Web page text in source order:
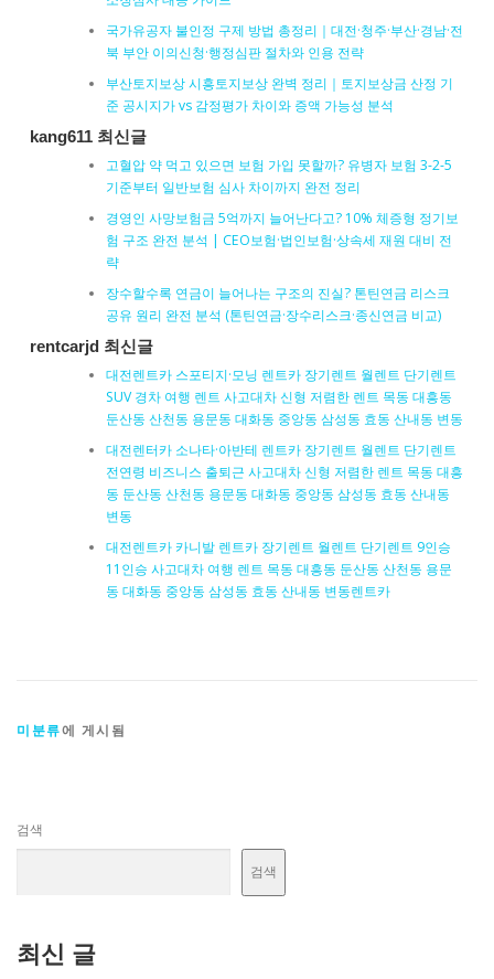
국가유공자 불인정 구제 방법 총정리｜대전·청주·부산·경남·전
북 부안 이의신청·행정심판 절차와 인용 전략
부산토지보상 시흥토지보상 완벽 정리｜토지보상금 산정 기
준 공시지가 vs 감정평가 차이와 증액 가능성 분석
kang611 최신글
고혈압 약 먹고 있으면 보험 가입 못할까? 유병자 보험 3-2-5
기준부터 일반보험 심사 차이까지 완전 정리
경영인 사망보험금 5억까지 늘어난다고? 10% 체증형 정기보
험 구조 완전 분석 | CEO보험·법인보험·상속세 재원 대비 전
략
장수할수록 연금이 늘어나는 구조의 진실? 톤틴연금 리스크
공유 원리 완전 분석 (톤틴연금·장수리스크·종신연금 비교)
rentcarjd 최신글
대전렌트카 스포티지·모닝 렌트카 장기렌트 월렌트 단기렌트
SUV 경차 여행 렌트 사고대차 신형 저렴한 렌트 목동 대흥동
둔산동 산천동 용문동 대화동 중앙동 삼성동 효동 산내동 변동
대전렌터카 소나타·아반테 렌트카 장기렌트 월렌트 단기렌트
전연령 비즈니스 출퇴근 사고대차 신형 저렴한 렌트 목동 대흥
동 둔산동 산천동 용문동 대화동 중앙동 삼성동 효동 산내동
변동
대전렌트카 카니발 렌트카 장기렌트 월렌트 단기렌트 9인승
11인승 사고대차 여행 렌트 목동 대흥동 둔산동 산천동 용문
동 대화동 중앙동 삼성동 효동 산내동 변동렌트카
미분류에 게시됨
검색
검색
최신 글